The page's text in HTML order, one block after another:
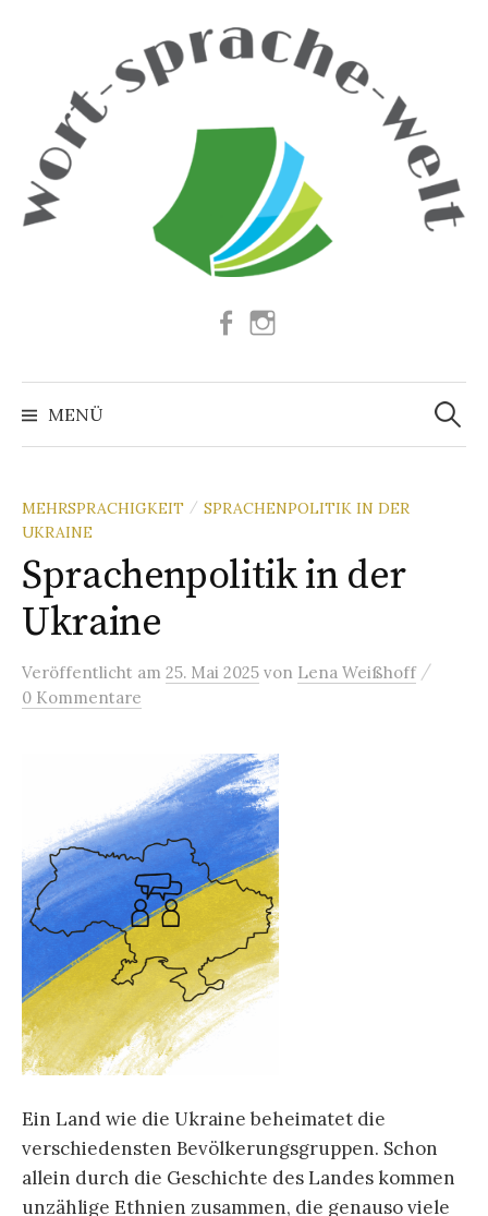
Facebook
MENÜ
Suchen
nach:
MEHRSPRACHIGKEIT / SPRACHENPOLITIK IN DER
UKRAINE
Sprachenpolitik in der
Ukraine
Veröffentlicht am 25. Mai 2025 von Lena Weißhoff /
0 Kommentare
Ein Land wie die Ukraine beheimatet die
verschiedensten Bevölkerungsgruppen. Schon
allein durch die Geschichte des Landes kommen
unzählige Ethnien zusammen, die genauso viele